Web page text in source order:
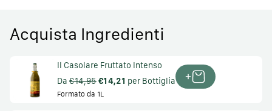
Acquista Ingredienti
Il Casolare Fruttato Intenso
Da €14,95€14,21 per Bottiglia
Formato da 1L